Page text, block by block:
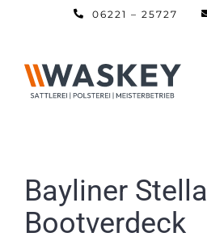
06221 – 25727
Bayliner Stella
Bootverdeck